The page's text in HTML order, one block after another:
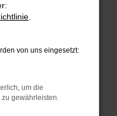
Beispiel deine
Seiten
Seite in einem
privaten
von uns eingesetzt:
um die
zu gewährleisten.